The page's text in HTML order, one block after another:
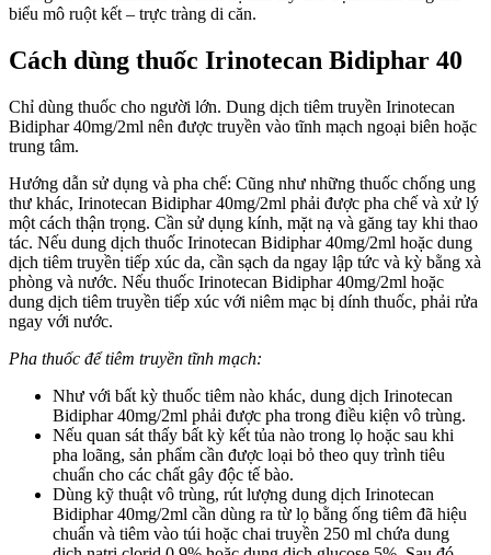
biểu mô ruột kết – trực tràng di căn.
Cách dùng thuốc Irinotecan Bidiphar 40
Chỉ dùng thuốc cho người lớn. Dung dịch tiêm truyền Irinotecan
Bidiphar 40mg/2ml nên được truyền vào tĩnh mạch ngoại biên hoặc
trung tâm.
Hướng dẫn sử dụng và pha chế: Cũng như những thuốc chống ung
thư khác, Irinotecan Bidiphar 40mg/2ml phải được pha chế và xử lý
một cách thận trọng. Cần sử dụng kính, mặt nạ và găng tay khi thao
tác. Nếu dung dịch thuốc Irinotecan Bidiphar 40mg/2ml hoặc dung
dịch tiêm truyền tiếp xúc da, cần sạch da ngay lập tức và kỳ bằng xà
phòng và nước. Nếu thuốc Irinotecan Bidiphar 40mg/2ml hoặc
dung dịch tiêm truyền tiếp xúc với niêm mạc bị dính thuốc, phải rửa
ngay với nước.
Pha thuốc để tiêm truyền tĩnh mạch:
Như với bất kỳ thuốc tiêm nào khác, dung dịch Irinotecan
Bidiphar 40mg/2ml phải được pha trong điều kiện vô trùng.
Nếu quan sát thấy bất kỳ kết tủa nào trong lọ hoặc sau khi
pha loãng, sản phẩm cần được loại bỏ theo quy trình tiêu
chuẩn cho các chất gây độc tế bào.
Dùng kỹ thuật vô trùng, rút lượng dung dịch Irinotecan
Bidiphar 40mg/2ml cần dùng ra từ lọ bằng ống tiêm đã hiệu
chuẩn và tiêm vào túi hoặc chai truyền 250 ml chứa dung